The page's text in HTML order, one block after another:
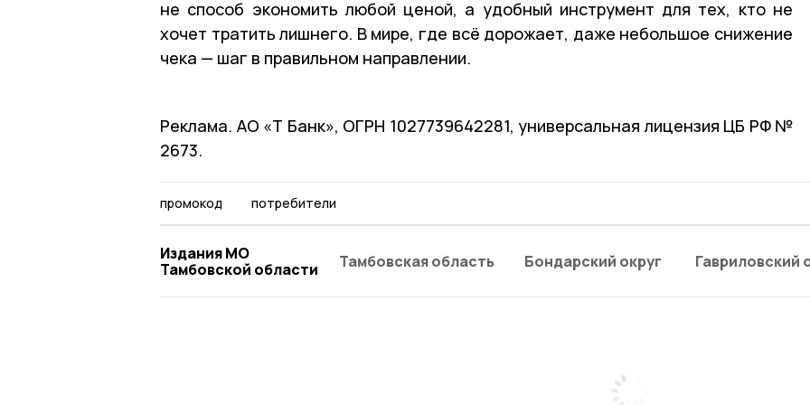
не способ экономить любой ценой, а удобный инструмент для тех, кто не
хочет тратить лишнего. В мире, где всё дорожает, даже небольшое снижение
чека — шаг в правильном направлении.
Реклама. АО «Т Банк», ОГРН 1027739642281, универсальная лицензия ЦБ РФ №
2673.
промокод потребители
Издания МО
Тамбовской области
Тамбовская область Бондарский округ Гавриловский